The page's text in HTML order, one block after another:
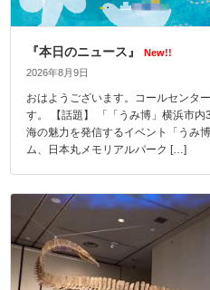
『本日のニュース』
New!!
2026年8月9日
おはようございます。コールセンタ
す。 【話題】 「「うみ博」横浜市
海の魅力を発信するイベント「うみ
ム、日本丸メモリアルパーク […]